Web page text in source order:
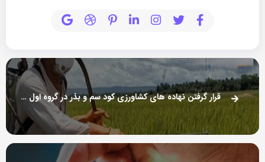
قرار گرفتن نهاده های کشاورزی کود سم و بذر در گروه اول تخصیص ارز دولتی